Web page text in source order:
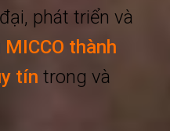
phát triển và
thành
tín trong và